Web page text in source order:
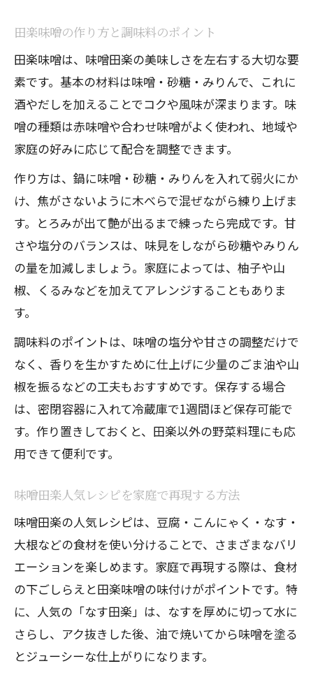
田楽味噌の作り方と調味料のポイント
田楽味噌は、味噌田楽の美味しさを左右する大切な要
素です。基本の材料は味噌・砂糖・みりんで、これに
酒やだしを加えることでコクや風味が深まります。味
噌の種類は赤味噌や合わせ味噌がよく使われ、地域や
家庭の好みに応じて配合を調整できます。
作り方は、鍋に味噌・砂糖・みりんを入れて弱火にか
け、焦がさないように木べらで混ぜながら練り上げま
す。とろみが出て艶が出るまで練ったら完成です。甘
さや塩分のバランスは、味見をしながら砂糖やみりん
の量を加減しましょう。家庭によっては、柚子や山
椒、くるみなどを加えてアレンジすることもありま
す。
調味料のポイントは、味噌の塩分や甘さの調整だけで
なく、香りを生かすために仕上げに少量のごま油や山
椒を振るなどの工夫もおすすめです。保存する場合
は、密閉容器に入れて冷蔵庫で1週間ほど保存可能で
す。作り置きしておくと、田楽以外の野菜料理にも応
用できて便利です。
味噌田楽人気レシピを家庭で再現する方法
味噌田楽の人気レシピは、豆腐・こんにゃく・なす・
大根などの食材を使い分けることで、さまざまなバリ
エーションを楽しめます。家庭で再現する際は、食材
の下ごしらえと田楽味噌の味付けがポイントです。特
に、人気の「なす田楽」は、なすを厚めに切って水に
さらし、アク抜きした後、油で焼いてから味噌を塗る
とジューシーな仕上がりになります。